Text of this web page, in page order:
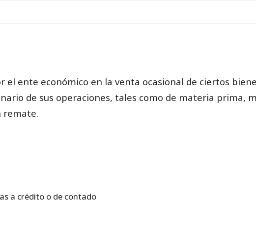
el ente económico en la venta ocasional de ciertos
de sus operaciones, tales como de materia prima,
remate.
a crédito o de contado